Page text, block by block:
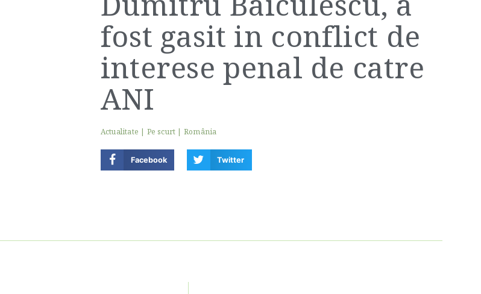
fost gasit in conflict de
interese penal de catre
ANI
Actualitate | Pe scurt | România
Facebook Twitter